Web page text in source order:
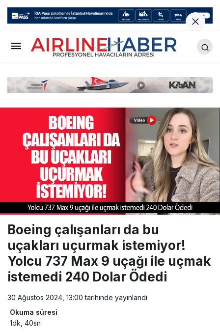
Boeing çalışanları da bu
uçakları uçurmak istemiyor!
Yolcu 737 Max 9 uçağı ile uçmak
istemedi 240 Dolar Ödedi
30 Ağustos 2024, 13:00 tarihinde yayınlandı
Okuma süresi
1dk, 40sn